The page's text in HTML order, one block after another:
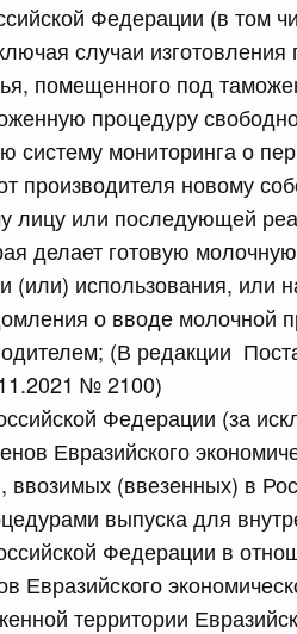
Федерации (в том
случаи
помещенного под
процедуру
систему мониторинга о
производителя новому
лицу или последующей
делает готовую
(или) использования,
о вводе молочной
(В редакции
№ 2100)
Федерации (за
Евразийского
ввозимых (ввезенных) в
выпуска для
Федерации в
Евразийского
территории
Российской Федерации
Федерации от
Российской Федерации от
Федерации от
Российской Федерации
июля, среда
Федерации от
Российской Федерации от
Федерации от